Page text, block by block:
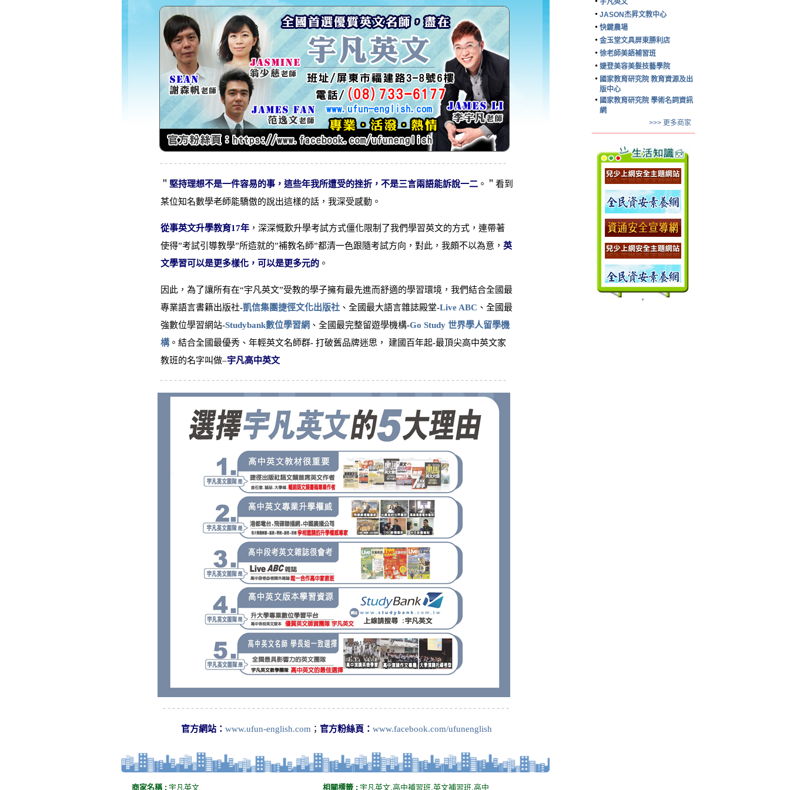
＂ 堅持理想不是一件容易的事，這些年我所遭受的挫折，不是三言兩語能訴說一二。＂看到
某位知名數學老師能驕傲的說出這樣的話，我深受感動。
從事英文升學教育17年，深深慨歎升學考試方式僵化限制了我們學習英文的方式，連帶著
使得”考試引導教學”所造就的”補教名師”都清一色跟隨考試方向，對此，我頗不以為意， 英
文學習可以是更多樣化，可以是更多元的。
因此，為了讓所有在“宇凡英文”受教的學子擁有最先進而舒適的學習環境，我們結合全國最
專業語言書籍出版社-凱信集團捷徑文化出版社、全國最大語言雜誌殿堂-Live ABC 、全國最
強數位學習網站-Studybank數位學習網 、全國最完整留遊學機構-Go Study 世界學人留學機
構。結合全國最優秀、年輕英文名師群- 打破舊品牌迷思， 建國百年起-最頂尖高中英文家
教班的名字叫做–宇凡高中英文
官方網站： www.ufun-english.com ； 官方粉絲頁： www.facebook.com/ufunenglish
商家名稱 : 宇凡英文 相關標籤 : 宇凡英文,高中補習班,英文補習班,高中
宇凡英文
JASON杰昇文教中心
快鍵農場
金玉堂文具屏東勝利店
徐老師美語補習班
婕登美容美髮技藝學院
國家教育研究院 教育資源及出
版中心
國家教育研究院 學術名詞資訊
網
>>> 更多商家